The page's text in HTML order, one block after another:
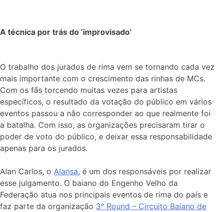
A técnica por trás do ‘improvisado’
O trabalho dos jurados de rima vem se tornando cada vez
mais importante com o crescimento das rinhas de MCs.
Com os fãs torcendo muitas vezes para artistas
específicos, o resultado da votação do público em vários
eventos passou a não corresponder ao que realmente foi
a batalha. Com isso, as organizações precisaram tirar o
poder de voto do público, e deixar essa responsabilidade
apenas para os jurados.
Alan Carlos, o Alansa, é um dos responsáveis por realizar
esse julgamento. O baiano do Engenho Velho da
Federação atua nos principais eventos de rima do país e
faz parte da organização 3° Round – Circuito Baiano de